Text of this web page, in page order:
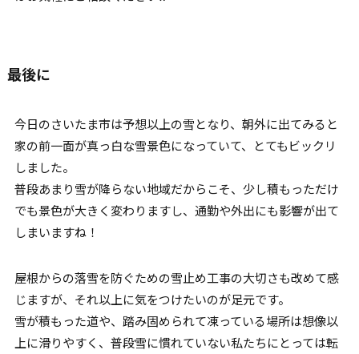
最後に
今日のさいたま市は予想以上の雪となり、朝外に出てみると
家の前一面が真っ白な雪景色になっていて、とてもビックリ
しました。
普段あまり雪が降らない地域だからこそ、少し積もっただけ
でも景色が大きく変わりますし、通勤や外出にも影響が出て
しまいますね！
屋根からの落雪を防ぐための雪止め工事の大切さも改めて感
じますが、それ以上に気をつけたいのが足元です。
雪が積もった道や、踏み固められて凍っている場所は想像以
上に滑りやすく、普段雪に慣れていない私たちにとっては転